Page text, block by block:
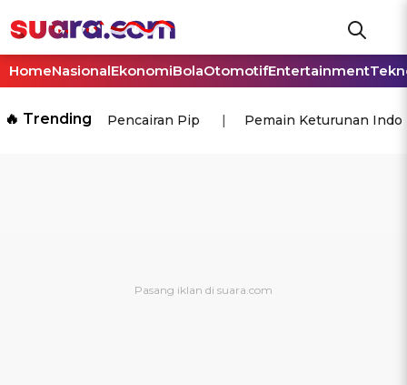
HomeNasionalEkonomiBolaOtomotifEntertainment
🔥 Trending Pencairan Pip Pemain Keturunan